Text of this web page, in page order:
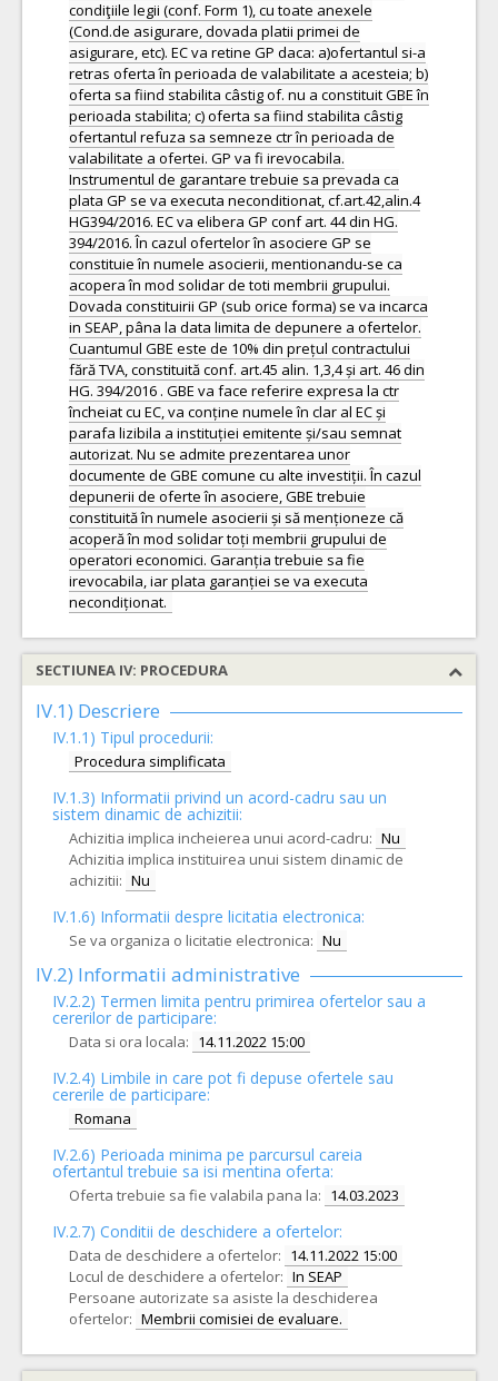
condiţiile legii (conf. Form 1), cu toate anexele
(Cond.de asigurare, dovada platii primei de
asigurare, etc). EC va retine GP daca: a)ofertantul si-a
retras oferta în perioada de valabilitate a acesteia; b)
oferta sa fiind stabilita câstig of. nu a constituit GBE în
perioada stabilita; c) oferta sa fiind stabilita câstig
ofertantul refuza sa semneze ctr în perioada de
valabilitate a ofertei. GP va fi irevocabila.
Instrumentul de garantare trebuie sa prevada ca
plata GP se va executa neconditionat, cf.art.42,alin.4
HG394/2016. EC va elibera GP conf art. 44 din HG.
394/2016. În cazul ofertelor în asociere GP se
constituie în numele asocierii, mentionandu-se ca
acopera în mod solidar de toti membrii grupului.
Dovada constituirii GP (sub orice forma) se va incarca
in SEAP, pâna la data limita de depunere a ofertelor.
Cuantumul GBE este de 10% din prețul contractului
fără TVA, constituită conf. art.45 alin. 1,3,4 și art. 46 din
HG. 394/2016 . GBE va face referire expresa la ctr
încheiat cu EC, va conține numele în clar al EC și
parafa lizibila a instituției emitente și/sau semnat
autorizat. Nu se admite prezentarea unor
documente de GBE comune cu alte investiții. În cazul
depunerii de oferte în asociere, GBE trebuie
constituită în numele asocierii și să menționeze că
acoperă în mod solidar toți membrii grupului de
operatori economici. Garanția trebuie sa fie
irevocabila, iar plata garanției se va executa
SECTIUNEA IV: PROCEDURA
IV.1) Descriere
IV.1.1) Tipul procedurii:
Procedura simplificata
IV.1.3) Informatii privind un acord-cadru sau un
sistem dinamic de achizitii:
Achizitia implica incheierea unui acord-cadru: Nu
Achizitia implica instituirea unui sistem dinamic de
achizitii: Nu
IV.1.6) Informatii despre licitatia electronica:
Se va organiza o licitatie electronica: Nu
IV.2) Informatii administrative
IV.2.2) Termen limita pentru primirea ofertelor sau a
cererilor de participare:
Data si ora locala: 14.11.2022 15:00
IV.2.4) Limbile in care pot fi depuse ofertele sau
cererile de participare:
Romana
IV.2.6) Perioada minima pe parcursul careia
ofertantul trebuie sa isi mentina oferta:
Oferta trebuie sa fie valabila pana la: 14.03.2023
IV.2.7) Conditii de deschidere a ofertelor:
Data de deschidere a ofertelor: 14.11.2022 15:00
Locul de deschidere a ofertelor: In SEAP
Persoane autorizate sa asiste la deschiderea
ofertelor: Membrii comisiei de evaluare.